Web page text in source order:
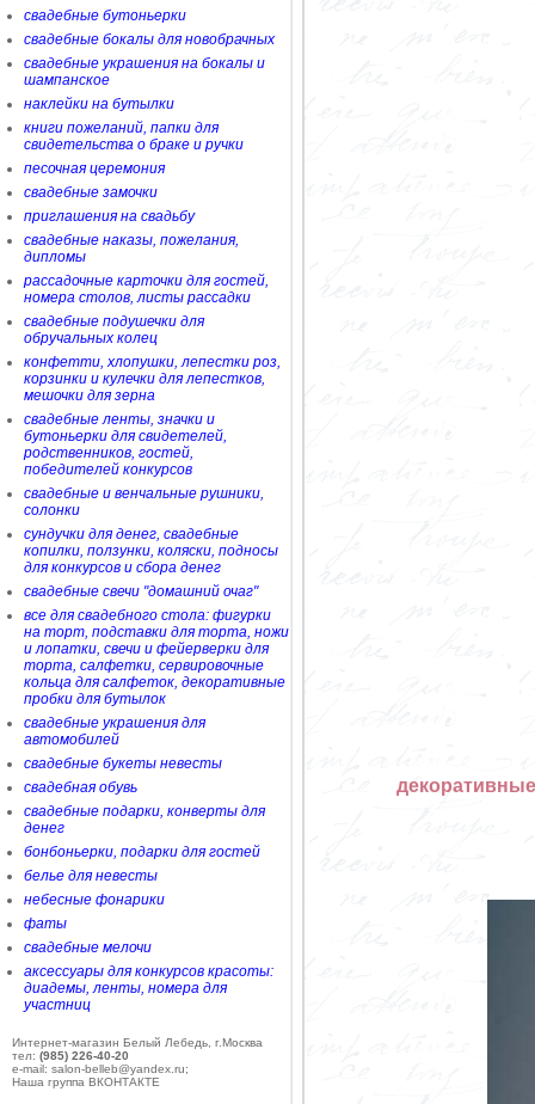
свадебные бутоньерки
свадебные бокалы для новобрачных
свадебные украшения на бокалы и
шампанское
наклейки на бутылки
книги пожеланий, папки для
свидетельства о браке и ручки
песочная церемония
свадебные замочки
приглашения на свадьбу
свадебные наказы, пожелания,
дипломы
рассадочные карточки для гостей,
номера столов, листы рассадки
свадебные подушечки для
обручальных колец
конфетти, хлопушки, лепестки роз,
корзинки и кулечки для лепестков,
мешочки для зерна
свадебные ленты, значки и
бутоньерки для свидетелей,
родственников, гостей,
победителей конкурсов
свадебные и венчальные рушники,
солонки
сундучки для денег, свадебные
копилки, ползунки, коляски, подносы
для конкурсов и сбора денег
свадебные свечи "домашний очаг"
все для свадебного стола: фигурки
на торт, подставки для торта, ножи
и лопатки, свечи и фейерверки для
торта, салфетки, сервировочные
кольца для салфеток, декоративные
пробки для бутылок
свадебные украшения для
автомобилей
свадебные букеты невесты
свадебная обувь
свадебные подарки, конверты для
денег
бонбоньерки, подарки для гостей
белье для невесты
небесные фонарики
фаты
свадебные мелочи
аксессуары для конкурсов красоты:
диадемы, ленты, номера для
участниц
Интернет-магазин Белый Лебедь, г.Москва
тел: (985) 226-40-20
e-mail: salon-belleb@yandex.ru;
Наша группа ВКОНТАКТЕ